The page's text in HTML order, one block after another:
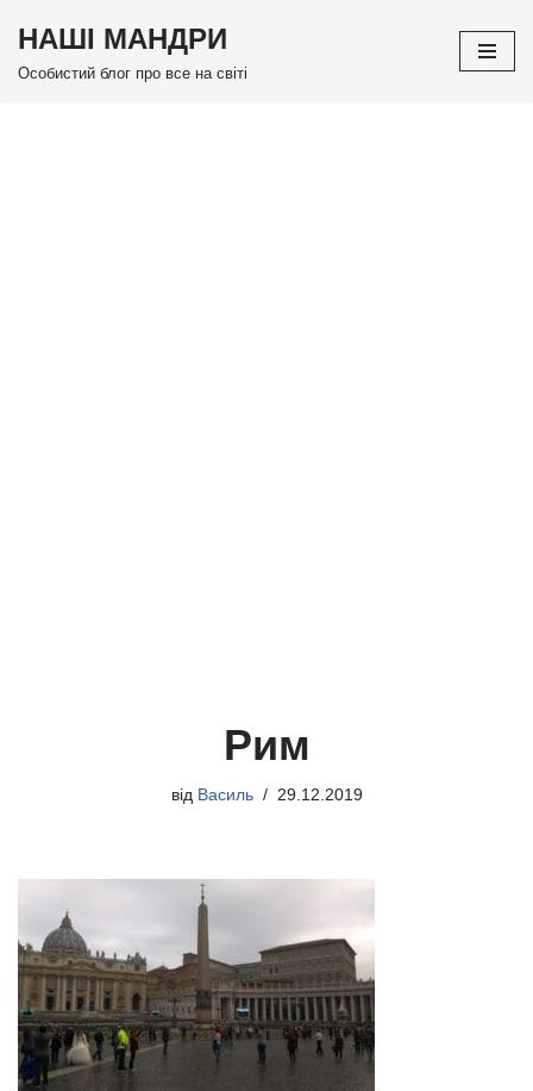
Перейти
НАШІ МАНДРИ
Особистий блог про все на світі
Рим
від Василь 29.12.2019